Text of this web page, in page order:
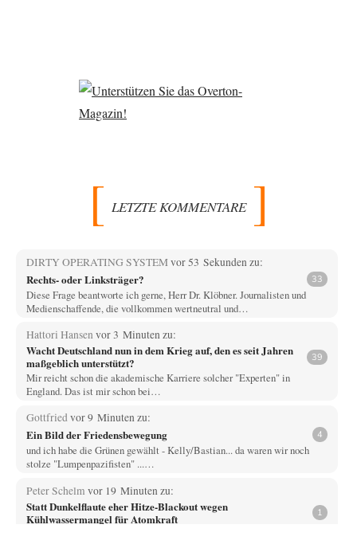
LETZTE KOMMENTARE
DIRTY OPERATING SYSTEMvor 53 Sekunden zu:
Rechts- oder Linksträger? 33
Diese Frage beantworte ich gerne, Herr Dr. Klöbner. Journalisten und
Medienschaffende, die vollkommen wertneutral und…
Hattori Hansen vor 3 Minuten zu:
Wacht Deutschland nun in dem Krieg auf, den es seit Jahren
maßgeblich unterstützt?
39
Mir reicht schon die akademische Karriere solcher "Experten" in
England. Das ist mir schon bei…
Gottfriedvor 9 Minuten zu:
Ein Bild der Friedensbewegung 4
und ich habe die Grünen gewählt - Kelly/Bastian... da waren wir noch
stolze "Lumpenpazifisten" ...…
Peter Schelm vor 19 Minuten zu:
Statt Dunkelflaute eher Hitze-Blackout wegen
Kühlwassermangel für Atomkraft
1